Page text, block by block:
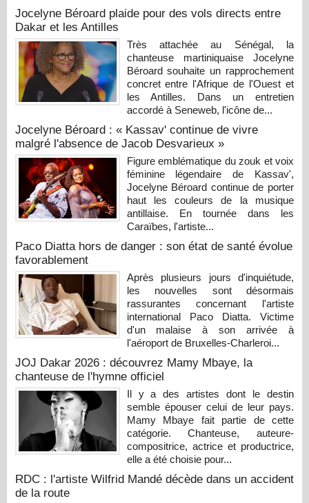
Jocelyne Béroard plaide pour des vols directs entre
Dakar et les Antilles
Très attachée au Sénégal, la
chanteuse martiniquaise Jocelyne
Béroard souhaite un rapprochement
concret entre l'Afrique de l'Ouest et
les Antilles. Dans un entretien
accordé à Seneweb, l'icône de...
Jocelyne Béroard : « Kassav' continue de vivre
malgré l'absence de Jacob Desvarieux »
Figure emblématique du zouk et voix
féminine légendaire de Kassav',
Jocelyne Béroard continue de porter
haut les couleurs de la musique
antillaise. En tournée dans les
Caraïbes, l'artiste...
Paco Diatta hors de danger : son état de santé évolue
favorablement
Après plusieurs jours d'inquiétude,
les nouvelles sont désormais
rassurantes concernant l'artiste
international Paco Diatta. Victime
d'un malaise à son arrivée à
l'aéroport de Bruxelles-Charleroi...
JOJ Dakar 2026 : découvrez Mamy Mbaye, la
chanteuse de l'hymne officiel
Il y a des artistes dont le destin
semble épouser celui de leur pays.
Mamy Mbaye fait partie de cette
catégorie. Chanteuse, auteure-
compositrice, actrice et productrice,
elle a été choisie pour...
RDC : l'artiste Wilfrid Mandé décède dans un accident
de la route